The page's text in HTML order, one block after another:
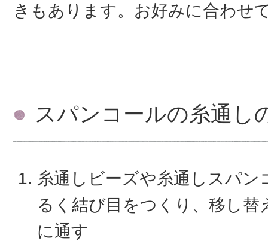
きもあります。お好みに合わせ
スパンコールの糸通し
糸通しビーズや糸通しスパン
るく結び目をつくり、移し替
に通す